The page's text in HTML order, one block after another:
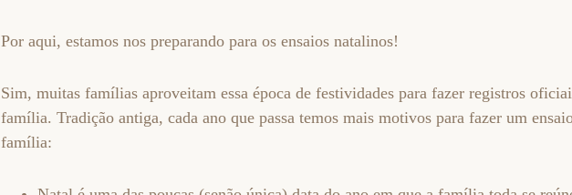
Por aqui, estamos nos preparando para os ensaios natalinos!
Sim, muitas famílias aproveitam essa época de festividades para fazer registros
família. Tradição antiga, cada ano que passa temos mais motivos para fazer um
família: